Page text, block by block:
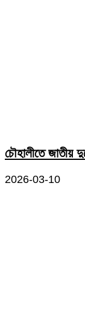
চৌহালীতে জাতীয়
2026-03-10